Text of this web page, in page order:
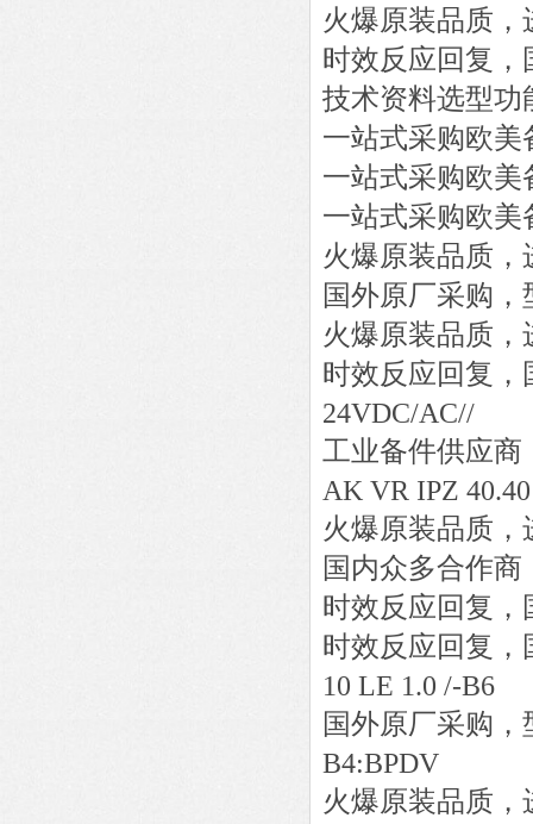
火爆原装品质，
时效反应回复，
技术资料选型功
一站式采购欧美
一站式采购欧美
一站式采购欧美
火爆原装品质，
国外原厂采购
火爆原装品质，
时效反应回复，
24VDC/AC//
工业备件供应商
AK VR IPZ 40.40
火爆原装品质，
国内众多合作
时效反应回复，
时效反应回复，
10 LE 1.0 /-B6
国外原厂采购
B4:BPDV
火爆原装品质，